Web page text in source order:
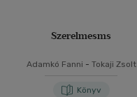
Szerelmesms
Adamkó Fanni - Tokaji Zsolt
Könyv